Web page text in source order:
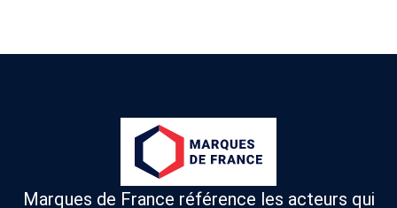
Marques de France référence les acteurs qui